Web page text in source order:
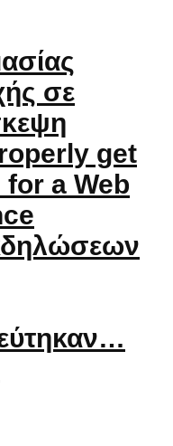
σε
get
a Web